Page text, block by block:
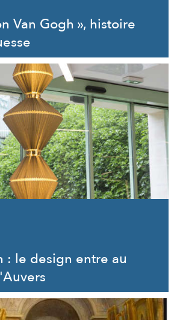
Van Gogh », histoire
: le design entre au